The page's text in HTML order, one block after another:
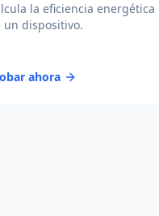
la eficiencia energética
un dispositivo.
ahora